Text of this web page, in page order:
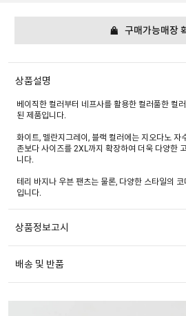
구매가능매장
상품설명
베이직한 컬러부터 네프사를 활용한 컬러풀한 컬
된 제품입니다.
화이트, 멜란지그레이, 블랙 컬러에는 지오다노 자
존보다 사이즈를 2XL까지 확장하여 더욱 다양한
니다.
테리 바지나 우븐 팬츠는 물론, 다양한 스타일의
입니다.
상품정보고시
배송 및 반품